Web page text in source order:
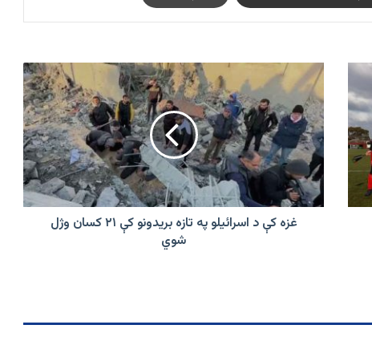
غزه
کې
د
اسرائیلو
په
تازه
بریدونو
کې
۲۱
غزه کې د اسرائیلو په تازه بریدونو کې ۲۱ کسان وژل
شوي